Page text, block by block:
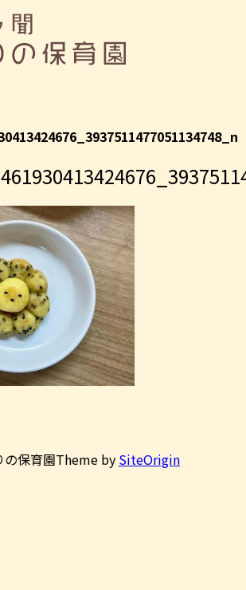
保育園Theme by SiteOrigin